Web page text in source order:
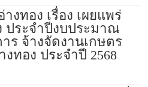
งทอง เรื่อง เผยแพร่
ประจำปีงบประมาณ
าร จ้างจัดงานเกษตร
ทอง ประจำปี 2568